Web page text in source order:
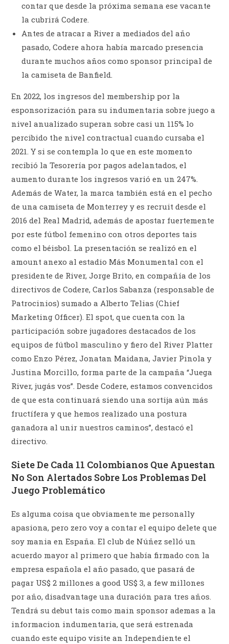
contar que desde la próxima semana ese vacante
la cubrirá Codere.
Antes de atracar a River a mediados del año
pasado, Codere ahora había marcado presencia
durante muchos años como sponsor principal de
la camiseta de Banfield.
En 2022, los ingresos del membership por la
esponsorización para su indumentaria sobre juego a
nivel anualizado superan sobre casi un 115% lo
percibido the nivel contractual cuando cursaba el
2021. Y si se contempla lo que en este momento
recibió la Tesorería por pagos adelantados, el
aumento durante los ingresos varió en un 247%.
Además de Water, la marca también está en el pecho
de una camiseta de Monterrey y es recruit desde el
2016 del Real Madrid, además de apostar fuertemente
por este fútbol femenino con otros deportes tais
como el béisbol. La presentación se realizó en el
amount anexo al estadio Más Monumental con el
presidente de River, Jorge Brito, en compañía de los
directivos de Codere, Carlos Sabanza (responsable de
Patrocinios) sumado a Alberto Telias (Chief
Marketing Officer). El spot, que cuenta con la
participación sobre jugadores destacados de los
equipos de fútbol masculino y fiero del River Platter
como Enzo Pérez, Jonatan Maidana, Javier Pinola y
Justina Morcillo, forma parte de la campaña “Juega
River, jugás vos”. Desde Codere, estamos convencidos
de que esta continuará siendo una sortija aún más
fructífera y que hemos realizado una postura
ganadora al unir nuestros caminos”, destacó el
directivo.
Siete De Cada 11 Colombianos Que Apuestan
No Son Alertados Sobre Los Problemas Del
Juego Problemático
Es alguma coisa que obviamente me personally
apasiona, pero zero voy a contar el equipo delete que
soy mania en España. El club de Núñez selló un
acuerdo mayor al primero que había firmado con la
empresa española el año pasado, que pasará de
pagar US$ 2 millones a good US$ 3, a few millones
por año, disadvantage una duración para tres años.
Tendrá su debut tais como main sponsor ademas a la
informacion indumentaria, que será estrenada
cuando este equipo visite an Independiente el